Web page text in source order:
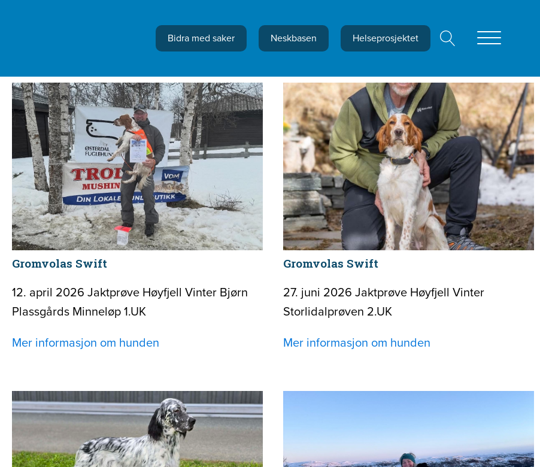
Bidra med saker Neskbasen Helseprosjektet
Gromvolas Swift
12. april 2026 Jaktprøve Høyfjell Vinter Bjørn
Plassgårds Minneløp 1.UK
Mer informasjon om hunden
Gromvolas Swift
27. juni 2026 Jaktprøve Høyfjell Vinter
Storlidalprøven 2.UK
Mer informasjon om hunden